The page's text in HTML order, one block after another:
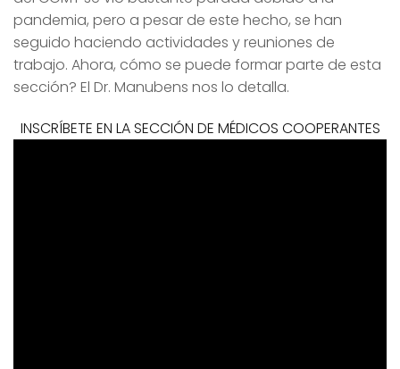
pandemia, pero a pesar de este hecho, se han
seguido haciendo actividades y reuniones de
trabajo. Ahora, cómo se puede formar parte de esta
sección? El Dr. Manubens nos lo detalla.
INSCRÍBETE EN LA SECCIÓN DE MÉDICOS COOPERANTES